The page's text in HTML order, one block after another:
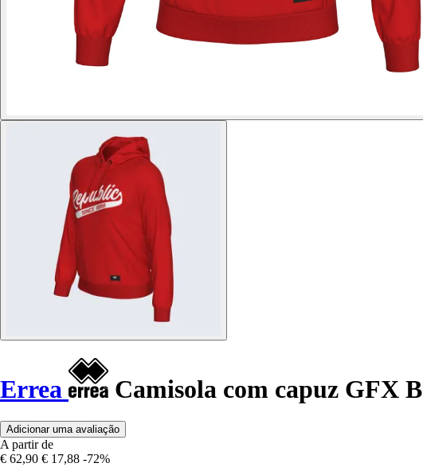
Errea Camisola com capuz GFX B
Adicionar uma avaliação
A partir de
€ 62,90 € 17,88 -72%